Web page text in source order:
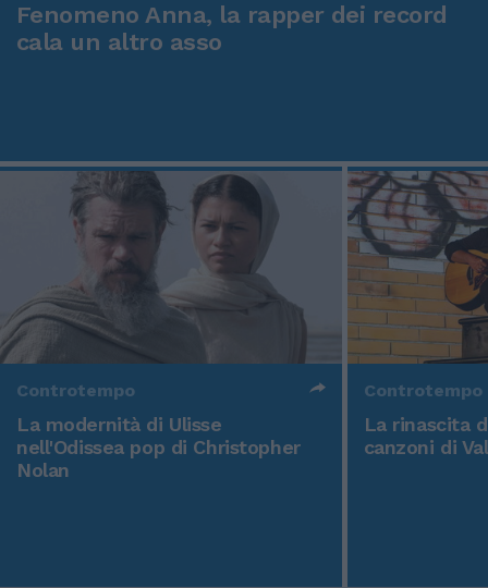
Fenomeno Anna, la rapper dei record
cala un altro asso
Controtempo
La modernità di Ulisse
nell'Odissea pop di Christopher
Nolan
Controtempo
La rinascita
canzoni di